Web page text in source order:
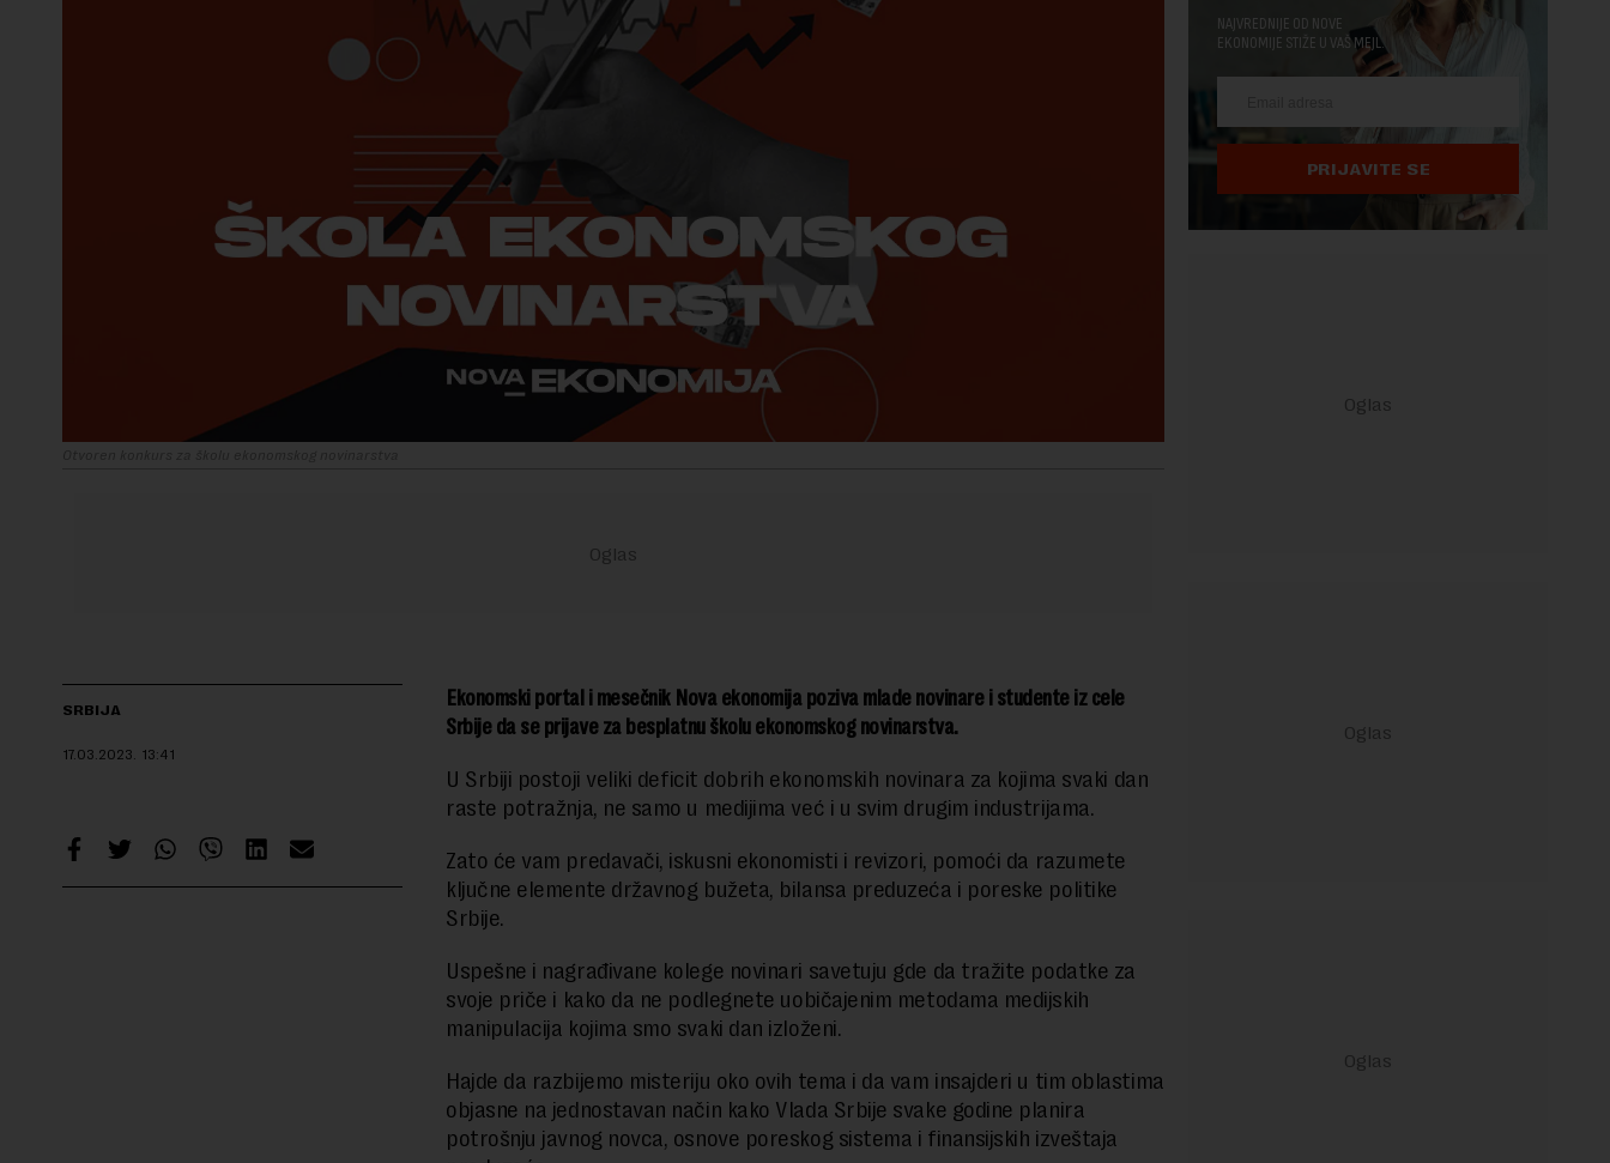
SRBIJA
17.03.2023. 13:41
Ekonomski portal i mesečnik Nova ekonomija poziva mlade novinare i studente iz cele
Srbije da se prijave za besplatnu školu ekonomskog novinarstva.
U Srbiji postoji veliki deficit dobrih ekonomskih novinara za kojima svaki dan
raste potražnja, ne samo u medijima već i u svim drugim industrijama.
Zato će vam predavači, iskusni ekonomisti i revizori, pomoći da razumete
ključne elemente državnog bužeta, bilansa preduzeća i poreske politike
Srbije.
Uspešne i nagrađivane kolege novinari savetuju gde da tražite podatke za
svoje priče i kako da ne podlegnete uobičajenim metodama medijskih
manipulacija kojima smo svaki dan izloženi.
Hajde da razbijemo misteriju oko ovih tema i da vam insajderi u tim oblastima
objasne na jednostavan način kako Vlada Srbije svake godine planira
potrošnju javnog novca, osnove poreskog sistema i finansijskih izveštaja
NAJVREDNIJE OD NOVE
EKONOMIJE STIŽE U VAŠ MEJL.
PRIJAVITE SE